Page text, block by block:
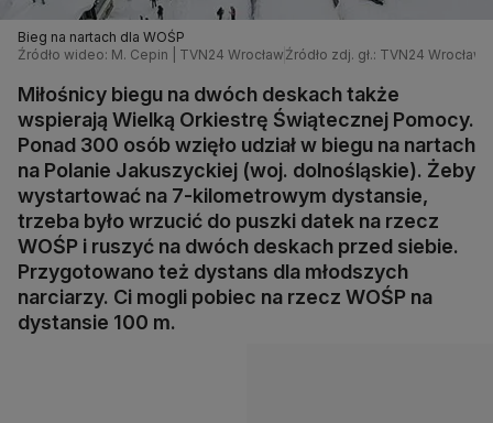
Bieg na nartach dla WOŚP
Źródło wideo: M. Cepin | TVN24 Wrocław Źródło zdj. gł.: TVN24 Wrocław
Miłośnicy biegu na dwóch deskach także
wspierają Wielką Orkiestrę Świątecznej Pomocy.
Ponad 300 osób wzięło udział w biegu na nartach
na Polanie Jakuszyckiej (woj. dolnośląskie). Żeby
wystartować na 7-kilometrowym dystansie,
trzeba było wrzucić do puszki datek na rzecz
WOŚP i ruszyć na dwóch deskach przed siebie.
Przygotowano też dystans dla młodszych
narciarzy. Ci mogli pobiec na rzecz WOŚP na
dystansie 100 m.